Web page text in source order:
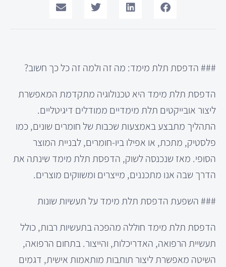
### הדפסת תלת מימד: מה זה ולמה זה כל כך חשוב?
הדפסת תלת מימד היא טכנולוגיה מתקדמת המאפשרת
ליצור אובייקטים תלת מימדיים ממודלים דיגיטליים.
התהליך מתבצע באמצעות שכבות של חומרים שונים, כמו
פלסטיק, מתכת, או אפילו ביו-חומרים, לבניית המוצר
הסופי. מאז שנכנסה לשוק, הדפסת תלת מימד שינתה את
הדרך שבה אנו מתכננים, מייצרים ומשווקים מוצרים.
### השפעת הדפסת תלת מימד על תעשיות שונות
הדפסת תלת מימד חוללה מהפכה בתעשיות רבות, כולל
תעשיית הרפואה, האדריכלות, והייצור. בתחום הרפואה,
השיטה מאפשרת ליצור תותבות מותאמות אישית, דגמים